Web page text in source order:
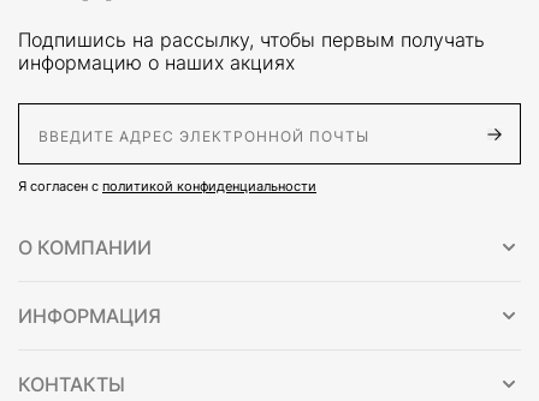
Подпишись на рассылку, чтобы первым получать
информацию о наших акциях
Я согласен с политикой конфиденциальности
О КОМПАНИИ
ИНФОРМАЦИЯ
КОНТАКТЫ